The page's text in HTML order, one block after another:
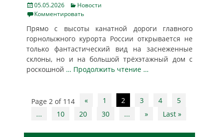
Posted
on
05.05.2026 Categories
Новости
Комментировать
Прямо с высоты канатной дороги главного
горнолыжного курорта России открывается не
только фантастический вид на заснеженные
склоны, но и на большой трёхэтажный дом с
роскошной … Продолжить чтение …
Post
navigation
Page 2 of 114 « 1 2 3 4
5
...
10 20 30 ... » Last »